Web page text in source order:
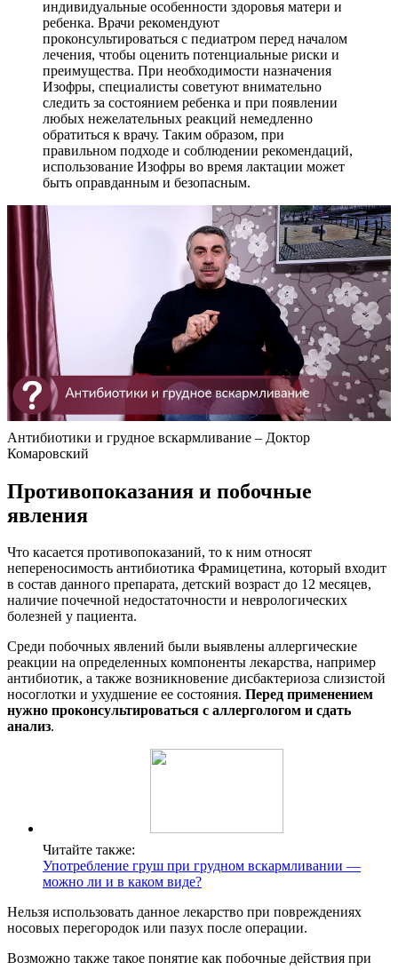
индивидуальные особенности здоровья матери и
ребенка. Врачи рекомендуют
проконсультироваться с педиатром перед началом
лечения, чтобы оценить потенциальные риски и
преимущества. При необходимости назначения
Изофры, специалисты советуют внимательно
следить за состоянием ребенка и при появлении
любых нежелательных реакций немедленно
обратиться к врачу. Таким образом, при
правильном подходе и соблюдении рекомендаций,
использование Изофры во время лактации может
быть оправданным и безопасным.
Антибиотики и грудное вскармливание – Доктор
Комаровский
Противопоказания и побочные
явления
Что касается противопоказаний, то к ним относят
непереносимость антибиотика Фрамицетина, который входит
в состав данного препарата, детский возраст до 12 месяцев,
наличие почечной недостаточности и неврологических
болезней у пациента.
Среди побочных явлений были выявлены аллергические
реакции на определенных компоненты лекарства, например
антибиотик, а также возникновение дисбактериоза слизистой
носоглотки и ухудшение ее состояния. Перед применением
нужно проконсультироваться с аллергологом и сдать
анализ.
Читайте также:
Употребление груш при грудном вскармливании —
можно ли и в каком виде?
Нельзя использовать данное лекарство при повреждениях
носовых перегородок или пазух после операции.
Возможно также такое понятие как побочные действия при